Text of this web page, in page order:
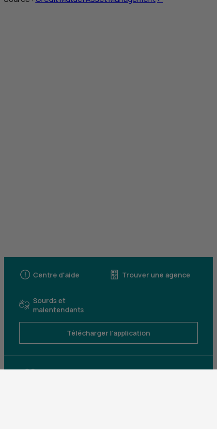
Centre d'aide Trouver une agence
Sourds et
malentendants
Télécharger l'application
Parrainez un proche et profitez ensemble